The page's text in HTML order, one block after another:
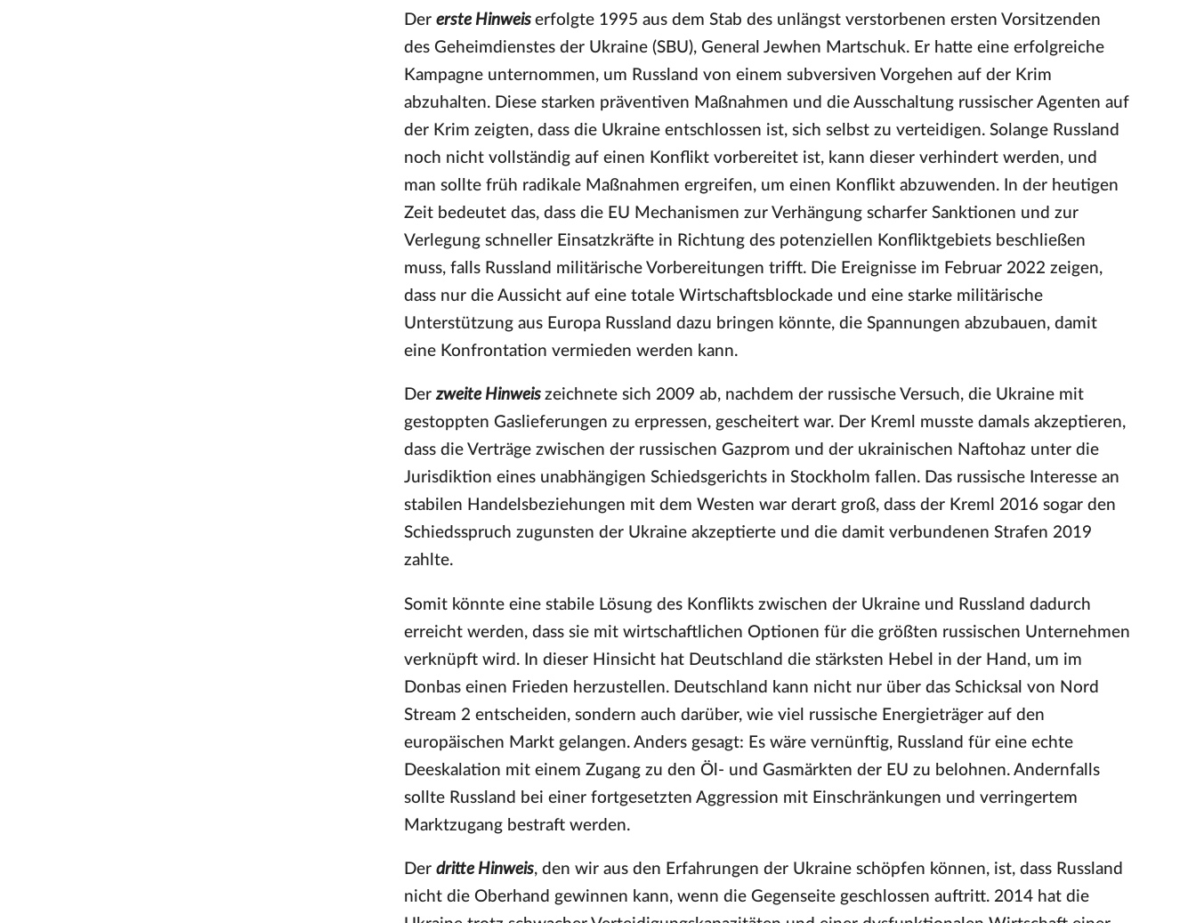
Dererste Hinweis erfolgte 1995 aus dem Stab des unlängst verstorbenen ersten Vorsitzenden
des Geheimdienstes der Ukraine (SBU), General Jewhen Martschuk. Er hatte eine erfolgreiche
Kampagne unternommen, um Russland von einem subversiven Vorgehen auf der Krim
abzuhalten. Diese starken präventiven Maßnahmen und die Ausschaltung russischer Agenten auf
der Krim zeigten, dass die Ukraine entschlossen ist, sich selbst zu verteidigen. Solange Russland
noch nicht vollständig auf einen Konflikt vorbereitet ist, kann dieser verhindert werden, und
man sollte früh radikale Maßnahmen ergreifen, um einen Konflikt abzuwenden. In der heutigen
Zeit bedeutet das, dass die EU Mechanismen zur Verhängung scharfer Sanktionen und zur
Verlegung schneller Einsatzkräfte in Richtung des potenziellen Konfliktgebiets beschließen
muss, falls Russland militärische Vorbereitungen trifft. Die Ereignisse im Februar 2022 zeigen,
dass nur die Aussicht auf eine totale Wirtschaftsblockade und eine starke militärische
Unterstützung aus Europa Russland dazu bringen könnte, die Spannungen abzubauen, damit
eine Konfrontation vermieden werden kann.
Derzweite Hinweis zeichnete sich 2009 ab, nachdem der russische Versuch, die Ukraine mit
gestoppten Gaslieferungen zu erpressen, gescheitert war. Der Kreml musste damals akzeptieren,
dass die Verträge zwischen der russischen Gazprom und der ukrainischen Naftohaz unter die
Jurisdiktion eines unabhängigen Schiedsgerichts in Stockholm fallen. Das russische Interesse an
stabilen Handelsbeziehungen mit dem Westen war derart groß, dass der Kreml 2016 sogar den
Schiedsspruch zugunsten der Ukraine akzeptierte und die damit verbundenen Strafen 2019
zahlte.
Somit könnte eine stabile Lösung des Konflikts zwischen der Ukraine und Russland dadurch
erreicht werden, dass sie mit wirtschaftlichen Optionen für die größten russischen Unternehmen
verknüpft wird. In dieser Hinsicht hat Deutschland die stärksten Hebel in der Hand, um im
Donbas einen Frieden herzustellen. Deutschland kann nicht nur über das Schicksal von Nord
Stream 2 entscheiden, sondern auch darüber, wie viel russische Energieträger auf den
europäischen Markt gelangen. Anders gesagt: Es wäre vernünftig, Russland für eine echte
Deeskalation mit einem Zugang zu den Öl- und Gasmärkten der EU zu belohnen. Andernfalls
sollte Russland bei einer fortgesetzten Aggression mit Einschränkungen und verringertem
Marktzugang bestraft werden.
Derdritte Hinweis, den wir aus den Erfahrungen der Ukraine schöpfen können, ist, dass Russland
nicht die Oberhand gewinnen kann, wenn die Gegenseite geschlossen auftritt. 2014 hat die